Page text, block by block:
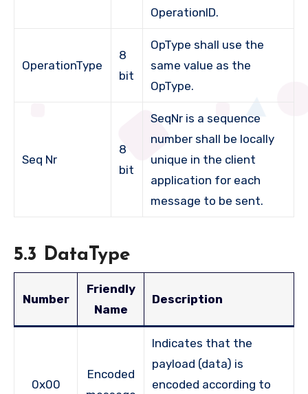
OperationID.
OperationType
8
bit
OpType shall use the
same value as the
OpType.
Seq Nr
8
bit
SeqNr is a sequence
number shall be locally
unique in the client
application for each
message to be sent.
5.3 DataType
Number
Friendly
Name
Description
0x00
Encoded
Indicates that the
payload (data) is
encoded according to